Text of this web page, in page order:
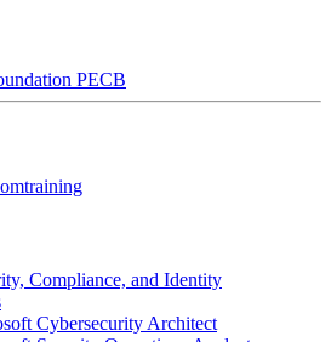
PECB
Compliance, and Identity
Cybersecurity Architect